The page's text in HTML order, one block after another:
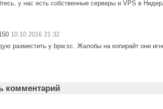
у нас есть собственные серверы и VPS в
10.10.2016 21:32
разместить у bpw.sc. Жалобы на копирайт они
комментарий